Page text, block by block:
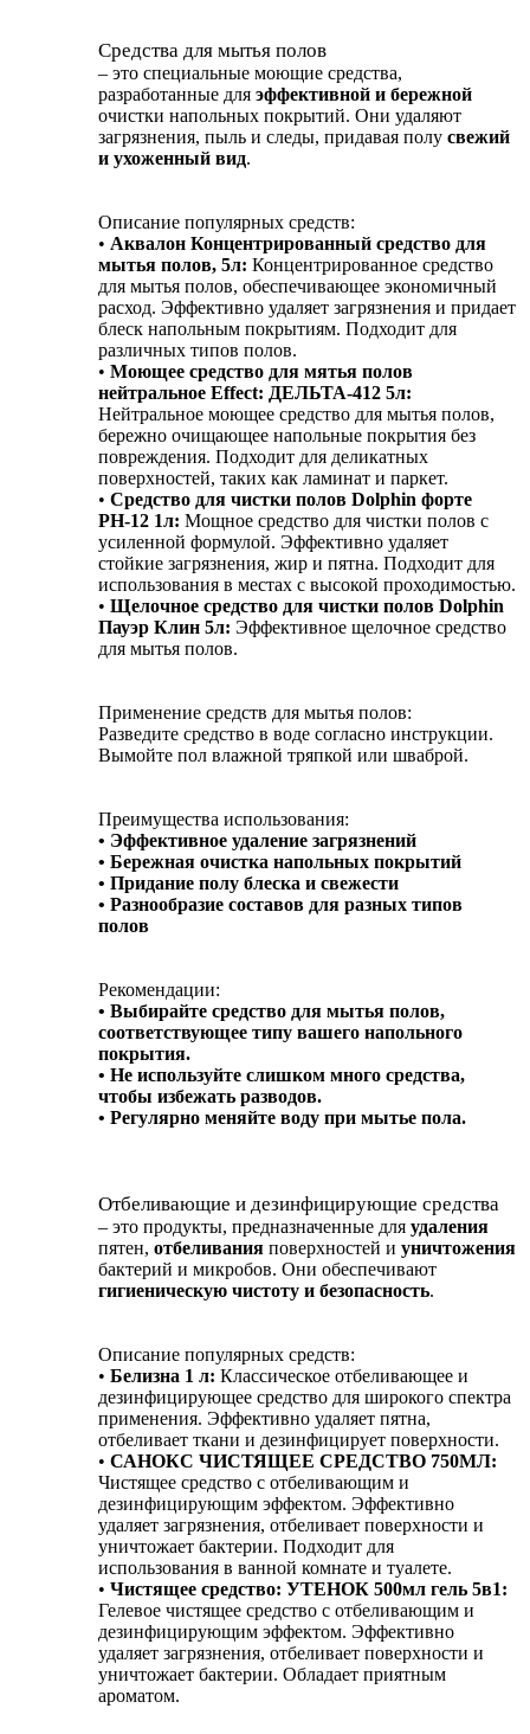
Средства для мытья полов
– это специальные моющие средства,
разработанные для эффективной и бережной
очистки напольных покрытий. Они удаляют
загрязнения, пыль и следы, придавая полу свежий
и ухоженный вид.
Описание популярных средств:
• Аквалон Концентрированный средство для
мытья полов, 5л: Концентрированное средство
для мытья полов, обеспечивающее экономичный
расход. Эффективно удаляет загрязнения и придает
блеск напольным покрытиям. Подходит для
различных типов полов.
• Моющее средство для мятья полов
нейтральное Effect: ДЕЛЬТА-412 5л:
Нейтральное моющее средство для мытья полов,
бережно очищающее напольные покрытия без
повреждения. Подходит для деликатных
поверхностей, таких как ламинат и паркет.
• Средство для чистки полов Dolphin форте
РН-12 1л: Мощное средство для чистки полов с
усиленной формулой. Эффективно удаляет
стойкие загрязнения, жир и пятна. Подходит для
использования в местах с высокой проходимостью.
• Щелочное средство для чистки полов Dolphin
Пауэр Клин 5л: Эффективное щелочное средство
для мытья полов.
Применение средств для мытья полов:
Разведите средство в воде согласно инструкции.
Вымойте пол влажной тряпкой или шваброй.
Преимущества использования:
• Эффективное удаление загрязнений
• Бережная очистка напольных покрытий
• Придание полу блеска и свежести
• Разнообразие составов для разных типов
полов
Рекомендации:
• Выбирайте средство для мытья полов,
соответствующее типу вашего напольного
покрытия.
• Не используйте слишком много средства,
чтобы избежать разводов.
• Регулярно меняйте воду при мытье пола.
Отбеливающие и дезинфицирующие средства
– это продукты, предназначенные для удаления
пятен, отбеливания поверхностей и уничтожения
бактерий и микробов. Они обеспечивают
гигиеническую чистоту и безопасность.
Описание популярных средств:
• Белизна 1 л: Классическое отбеливающее и
дезинфицирующее средство для широкого спектра
применения. Эффективно удаляет пятна,
отбеливает ткани и дезинфицирует поверхности.
• САНОКС ЧИСТЯЩЕЕ СРЕДСТВО 750МЛ:
Чистящее средство с отбеливающим и
дезинфицирующим эффектом. Эффективно
удаляет загрязнения, отбеливает поверхности и
уничтожает бактерии. Подходит для
использования в ванной комнате и туалете.
• Чистящее средство: УТЕНОК 500мл гель 5в1:
Гелевое чистящее средство с отбеливающим и
дезинфицирующим эффектом. Эффективно
удаляет загрязнения, отбеливает поверхности и
уничтожает бактерии. Обладает приятным
ароматом.